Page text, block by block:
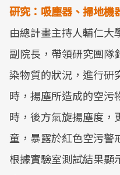
研究：吸塵器、掃地
由總計畫主持人輔仁大
副院長，帶領研究團隊
染物質的狀況，進行研
時，揚塵所造成的空污
時，後方氣旋揚塵度，
童，暴露於紅色空污警
根據實驗室測試結果顯